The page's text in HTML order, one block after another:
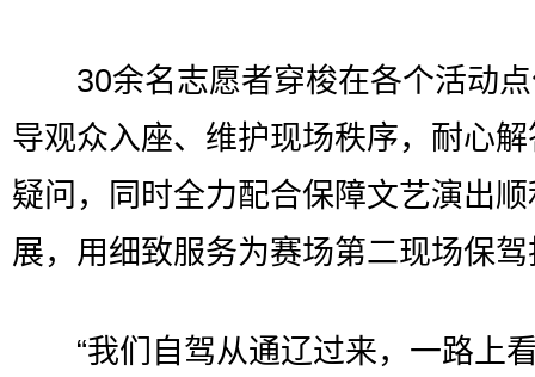
30余名志愿者穿梭在各个活动点
导观众入座、维护现场秩序，耐心
疑问，同时全力配合保障文艺演出
展，用细致服务为赛场第二现场保
“我们自驾从通辽过来，一路上